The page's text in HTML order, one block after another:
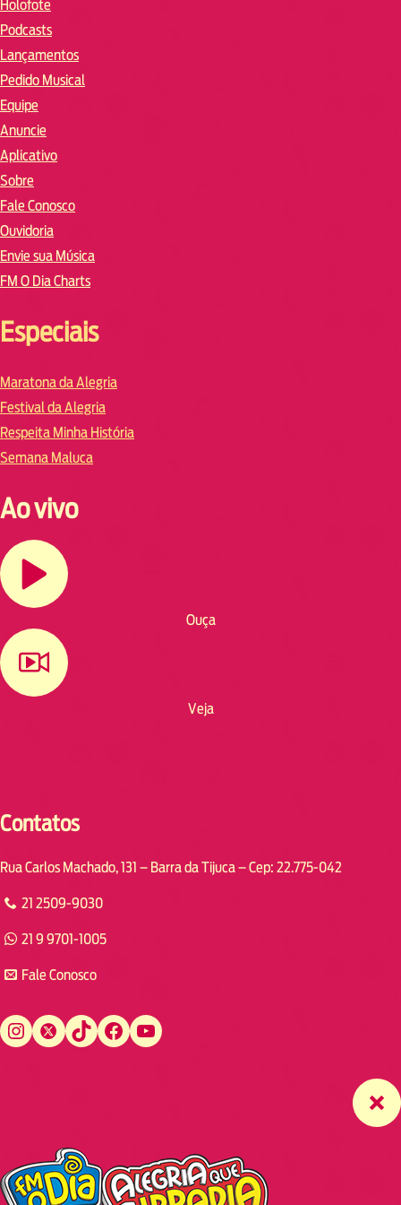
Holofote
Podcasts
Lançamentos
Pedido Musical
Equipe
Anuncie
Aplicativo
Sobre
Fale Conosco
Ouvidoria
Envie sua Música
FM O Dia Charts
Especiais
Maratona da Alegria
Festival da Alegria
Respeita Minha História
Semana Maluca
Ao vivo
Ouça
Veja
Contatos
Rua Carlos Machado, 131 – Barra da Tijuca – Cep: 22.775-042
21 2509-9030
21 9 9701-1005
Fale Conosco
Instagram Twitter TikTok Facebook YouTube